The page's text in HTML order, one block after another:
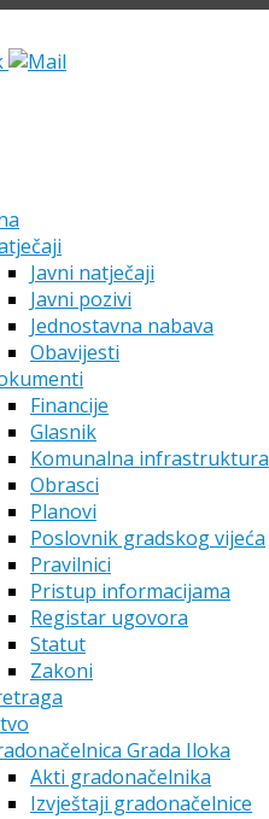
Javni natječaji
Javni pozivi
Jednostavna nabava
Obavijesti
Financije
Glasnik
Komunalna infrastruktura
Obrasci
Planovi
Poslovnik gradskog vijeća
Pravilnici
Pristup informacijama
Registar ugovora
Statut
Zakoni
Grada Iloka
Akti gradonačelnika
Izvještaji gradonačelnice